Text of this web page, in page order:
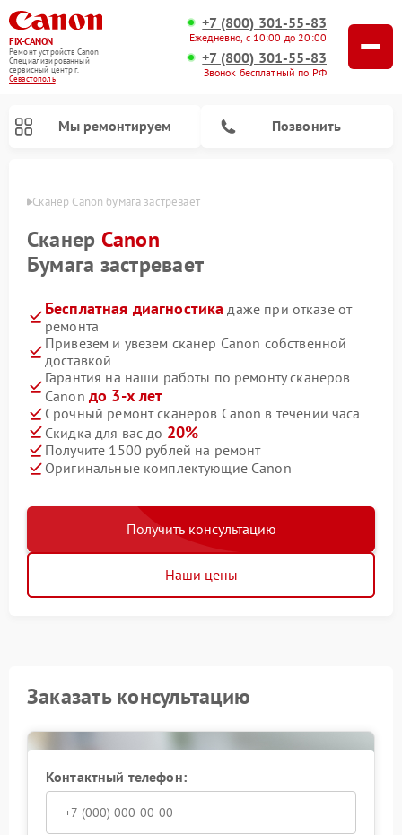
FIX-CANON
Ремонт устройств Canon
Специализированный
cервисный центр г.
Севастополь
+7 (800) 301-55-83
Ежедневно, с 10:00 до 20:00
+7 (800) 301-55-83
Звонок бесплатный по РФ
Мы ремонтируем Позвонить
Сканер Canon бумага застревает
Сканер Canon
Бумага застревает
Бесплатная диагностика даже при отказе от
ремонта
Привезем и увезем сканер Canon собственной
доставкой
Гарантия на наши работы по ремонту сканеров
Canon до 3-х лет
Срочный ремонт сканеров Canon в течении часа
Скидка для вас до 20%
Получите 1500 рублей на ремонт
Оригинальные комплектующие Canon
Получить консультацию
Наши цены
Заказать консультацию
Контактный телефон: